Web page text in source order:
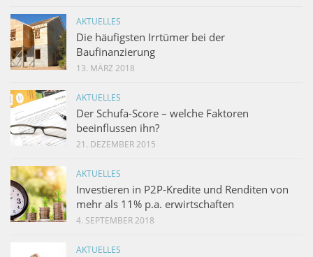
AKTUELLES
Die häufigsten Irrtümer bei der
Baufinanzierung
13. MÄRZ 2018
AKTUELLES
Der Schufa-Score – welche Faktoren
beeinflussen ihn?
21. DEZEMBER 2015
AKTUELLES
Investieren in P2P-Kredite und Renditen von
mehr als 11% p.a. erwirtschaften
4. SEPTEMBER 2018
AKTUELLES